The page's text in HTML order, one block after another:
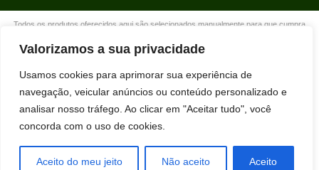
Valorizamos a sua privacidade
Usamos cookies para aprimorar sua experiência de
navegação, veicular anúncios ou conteúdo personalizado e
analisar nosso tráfego. Ao clicar em "Aceitar tudo", você
concorda com o uso de cookies.
Aceito do meu jeito Não aceito Aceito
Todos os produtos oferecidos aqui são selecionados manualmente para que cumpra
extraordinários para você que está realmente comprometido com sua mudança. Boas